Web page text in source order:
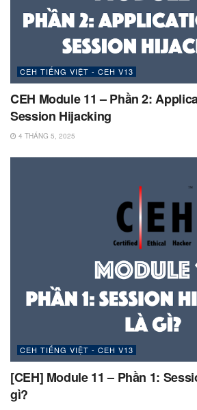
CEH TIẾNG VIỆT - CEH V13
CEH Module 11 – Phần 2:
Session Hijacking
4 THÁNG 5, 2025
CEH TIẾNG VIỆT - CEH V13
[CEH] Module 11 – Phần 1:
gì?